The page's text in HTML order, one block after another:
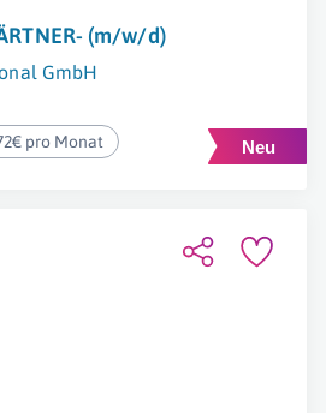
(m/w/d)
GmbH
pro Monat